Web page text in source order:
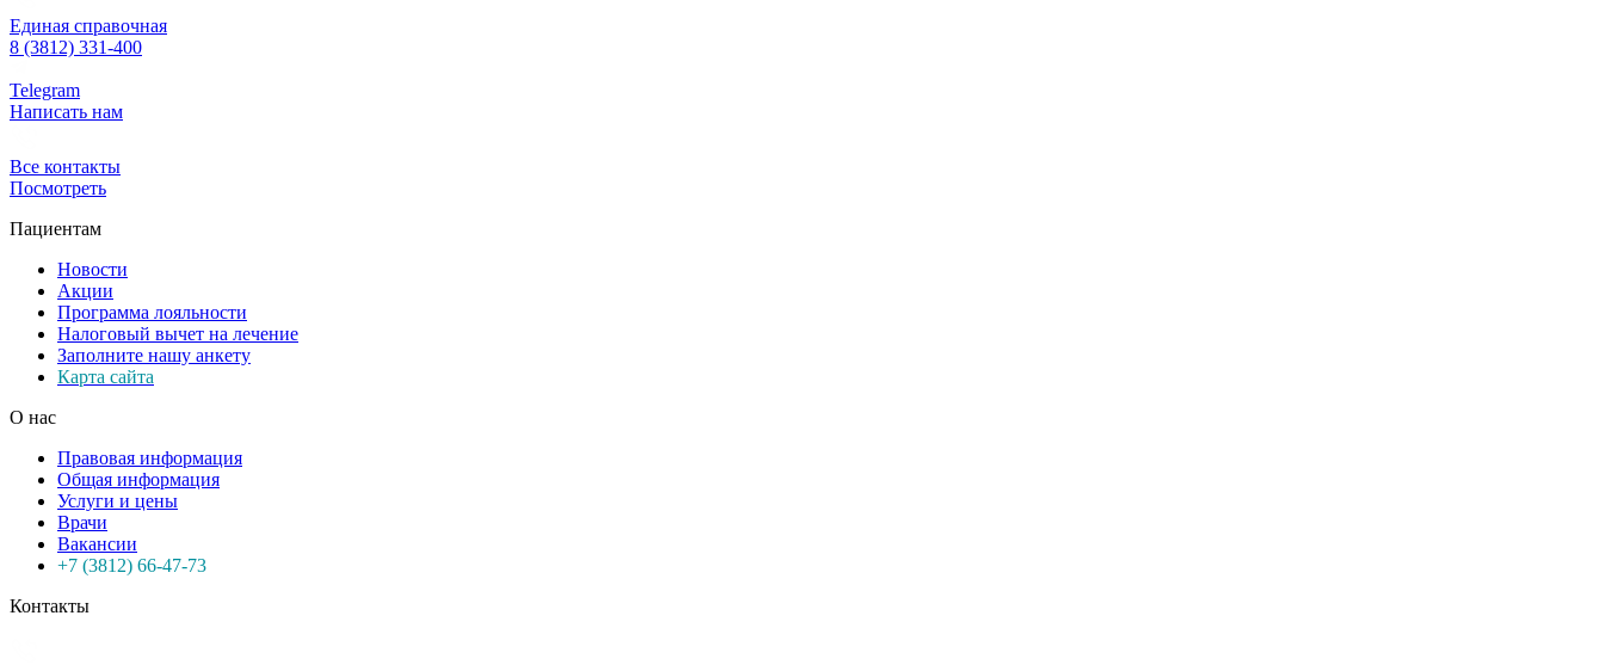
Единая справочная
8 (3812) 331-400
Telegram
Написать нам
Все контакты
Посмотреть
Пациентам
Новости
Акции
Программа лояльности
Налоговый вычет на лечение
Заполните нашу анкету
Карта сайта
О нас
Правовая информация
Общая информация
Услуги и цены
Врачи
Вакансии
+7 (3812) 66-47-73
Контакты